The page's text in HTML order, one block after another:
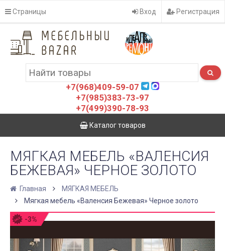
Страницы Вход Регистрация
+7(968)409-59-07
+7(985)383-73-97
+7(499)390-78-93
Каталог товаров
МЯГКАЯ МЕБЕЛЬ «ВАЛЕНСИЯ
БЕЖЕВАЯ» ЧЕРНОЕ ЗОЛОТО
Главная
МЯГКАЯ МЕБЕЛЬ
Мягкая мебель «Валенсия Бежевая» Черное золото
-3%